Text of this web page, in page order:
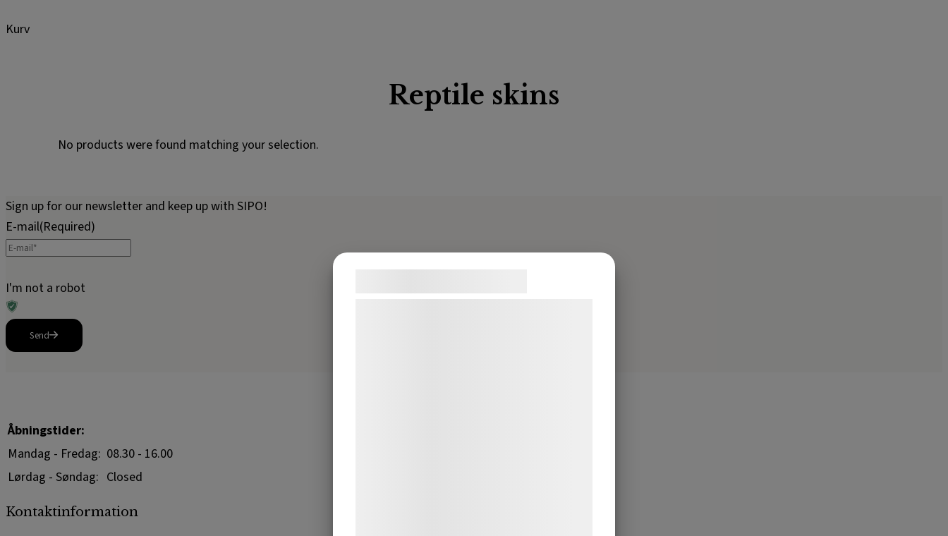
Kurv
Reptile skins
No products were found matching your selection.
Sign up for our newsletter and keep up with SIPO!
E-mail(Required)
I'm not a robot
Send
Åbningstider:
Mandag - Fredag: 08.30 - 16.00
Lørdag - Søndag: Closed
Kontaktinformation